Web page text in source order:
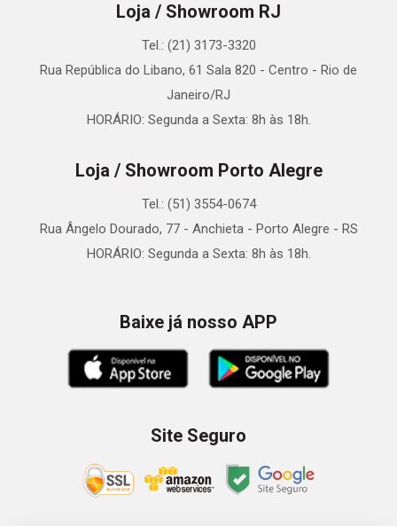
Loja / Showroom RJ
Tel.: (21) 3173-3320
Rua República do Libano, 61 Sala 820 - Centro - Rio de
Janeiro/RJ
HORÁRIO: Segunda a Sexta: 8h às 18h.
Loja / Showroom Porto Alegre
Tel.: (51) 3554-0674
Rua Ângelo Dourado, 77 - Anchieta - Porto Alegre - RS
HORÁRIO: Segunda a Sexta: 8h às 18h.
Baixe já nosso APP
Site Seguro